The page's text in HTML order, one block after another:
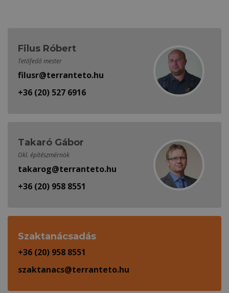
Filus Róbert
Tetőfedő mester
filusr@terranteto.hu
+36 (20) 527 6916
Takaró Gábor
Okl. építészmérnök
takarog@terranteto.hu
+36 (20) 958 8551
Szaktanácsadás
+36 (20) 958 8551
szaktanacs@terranteto.hu